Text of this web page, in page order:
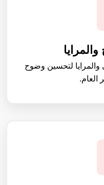
والمرايا لتحسين وضوح
العام.